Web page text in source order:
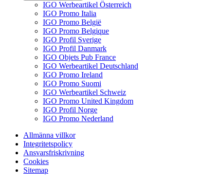
IGO Werbeartikel Österreich
IGO Promo Italia
IGO Promo België
IGO Promo Belgique
IGO Profil Sverige
IGO Profil Danmark
IGO Objets Pub France
IGO Werbeartikel Deutschland
IGO Promo Ireland
IGO Promo Suomi
IGO Werbeartikel Schweiz
IGO Promo United Kingdom
IGO Profil Norge
IGO Promo Nederland
Allmänna villkor
Integritetspolicy
Ansvarsfriskrivning
Cookies
Sitemap